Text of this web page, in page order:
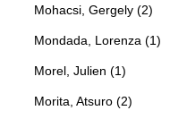
Mohacsi, Gergely (2)
Mondada, Lorenza (1)
Morel, Julien (1)
Morita, Atsuro (2)